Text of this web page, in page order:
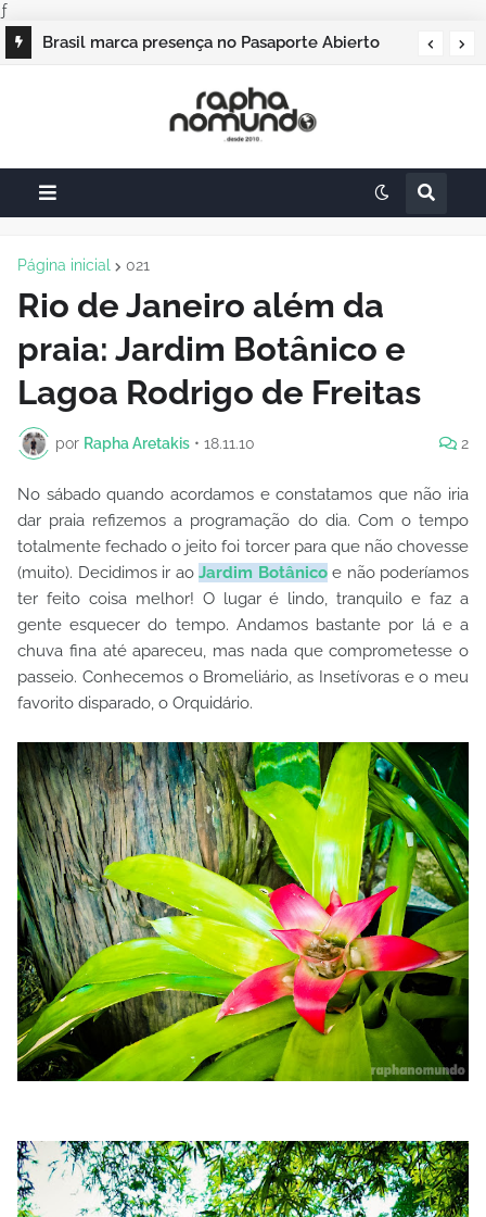
ƒ
Brasil marca presença no Pasaporte Abierto
Campos do Jordão vai sediar o Pasaporte
Página inicial 021
Rio de Janeiro além da
praia: Jardim Botânico e
Lagoa Rodrigo de Freitas
por Rapha Aretakis • 18.11.10 2
No sábado quando acordamos e constatamos que não iria
dar praia refizemos a programação do dia. Com o tempo
totalmente fechado o jeito foi torcer para que não chovesse
(muito). Decidimos ir ao Jardim Botânico e não poderíamos
ter feito coisa melhor! O lugar é lindo, tranquilo e faz a
gente esquecer do tempo. Andamos bastante por lá e a
chuva fina até apareceu, mas nada que comprometesse o
passeio. Conhecemos o Bromeliário, as Insetívoras e o meu
favorito disparado, o Orquidário.